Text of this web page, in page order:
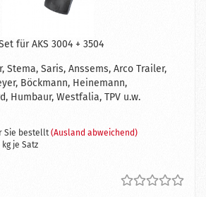
für AKS 3004 + 3504
Stema, Saris, Anssems, Arco Trailer,
Böckmann, Heinemann,
Humbaur, Westfalia, TPV u.w.
Sie bestellt (Ausland abweichend)
kg je Satz